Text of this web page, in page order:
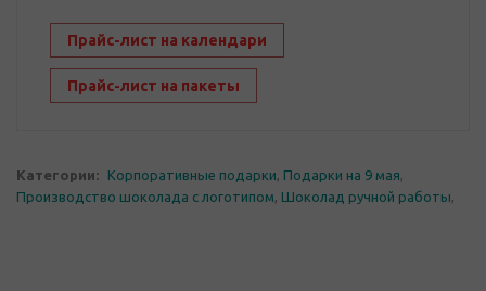
Прайс-лист на календари
Прайс-лист на пакеты
Категории: Корпоративные подарки, Подарки на 9 мая,
Производство шоколада с логотипом, Шоколад ручной работы,